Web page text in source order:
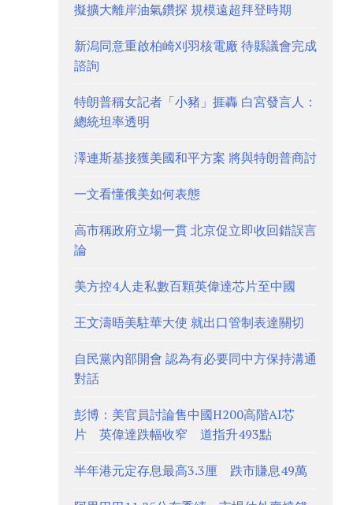
擬擴大離岸油氣鑽探 規模遠超拜登時期
新潟同意重啟柏崎刈羽核電廠 待縣議會完成
諮詢
特朗普稱女記者「小豬」捱轟 白宮發言人：
總統坦率透明
澤連斯基接獲美國和平方案 將與特朗普商討
一文看懂俄美如何表態
高市稱政府立場一貫 北京促立即收回錯誤言
論
美方控4人走私數百顆英偉達芯片至中國
王文濤晤美駐華大使 就出口管制表達關切
自民黨內部開會 認為有必要同中方保持溝通
對話
彭博：美官員討論售中國H200高階AI芯
片 英偉達跌幅收窄 道指升493點
半年港元定存息最高3.3厘 跌市賺息49萬